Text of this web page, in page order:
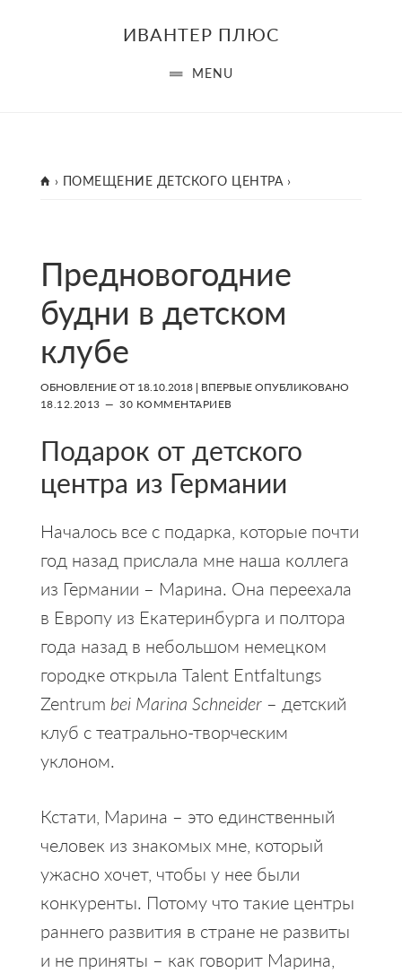
ИВАНТЕР ПЛЮС
MENU
ГЛАВНАЯ
› ПОМЕЩЕНИЕ ДЕТСКОГО ЦЕНТРА ›
Предновогодние
будни в детском
клубе
ОБНОВЛЕНИЕ ОТ 18.10.2018| ВПЕРВЫЕ ОПУБЛИКОВАНО
18.12.2013
30 КОММЕНТАРИЕВ
Подарок от детского
центра из Германии
Началось все с подарка, которые почти
год назад прислала мне наша коллега
из Германии – Марина. Она переехала
в Европу из Екатеринбурга и полтора
года назад в небольшом немецком
городке открыла Talent Entfaltungs
Zentrum bei Marina Schneider – детский
клуб с театрально-творческим
уклоном.
Кстати, Марина – это единственный
человек из знакомых мне, который
ужасно хочет, чтобы у нее были
конкуренты. Потому что такие центры
раннего развития в стране не развиты
и не приняты – как говорит Марина,